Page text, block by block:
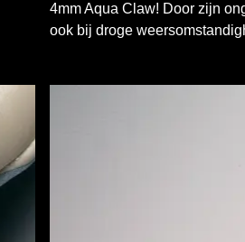
4mm Aqua Claw! Door zijn
ook bij droge